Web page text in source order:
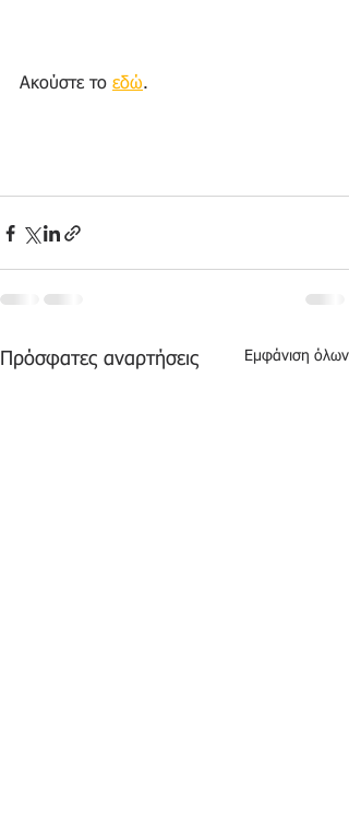
Ακούστε το εδώ.
Πρόσφατες αναρτήσεις Εμφάνιση όλων